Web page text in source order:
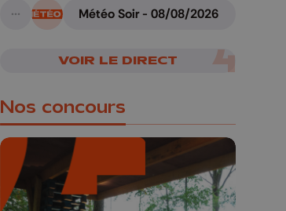
A suivre
Météo Soir - 08/08/2026
VOIR LE DIRECT
Nos concours